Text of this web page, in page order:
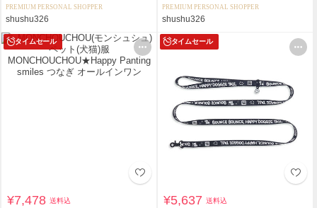
PREMIUM PERSONAL SHOPPER
shushu326
PREMIUM PERSONAL SHOPPER
shushu326
タイムセール
¥7,478送料込
タイムセール
¥5,637送料込